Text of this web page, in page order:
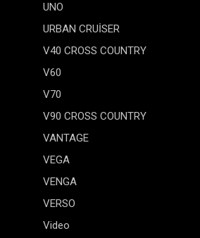
UNO
URBAN CRUİSER
V40 CROSS COUNTRY
V60
V70
V90 CROSS COUNTRY
VANTAGE
VEGA
VENGA
VERSO
Video